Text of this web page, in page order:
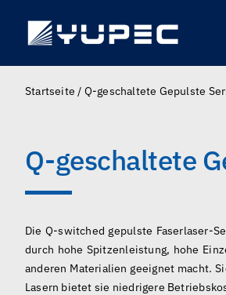
content
Startseite / Q-geschaltete Gepulste
Q-geschaltete
Die Q-switched gepulste Faserlaser-
durch hohe Spitzenleistung, hohe
anderen Materialien geeignet macht.
Lasern bietet sie niedrigere